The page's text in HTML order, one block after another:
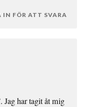
IN FÖR ATT SVARA
Jag har tagit åt mig